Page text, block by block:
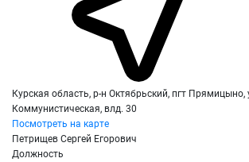
Курская область, р-н Октябрьский, пгт Прямицыно,
Коммунистическая, влд. 30
Посмотреть на карте
Петрищев Сергей Егорович
Должность